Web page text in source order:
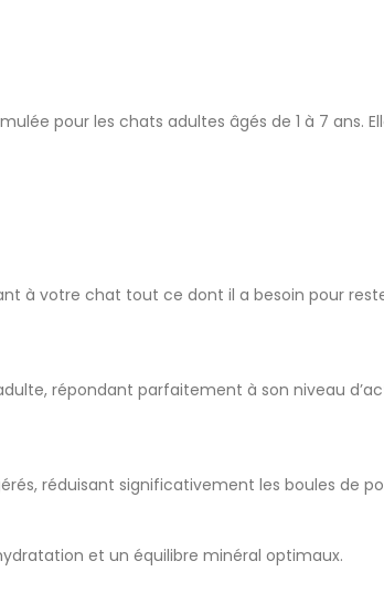
pour les chats adultes âgés de 1 à 7 ans.
à votre chat tout ce dont il a besoin pour
répondant parfaitement à son niveau
réduisant significativement les boules de
et un équilibre minéral optimaux.